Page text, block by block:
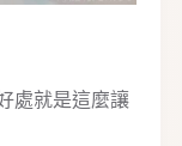
處就是這麼讓